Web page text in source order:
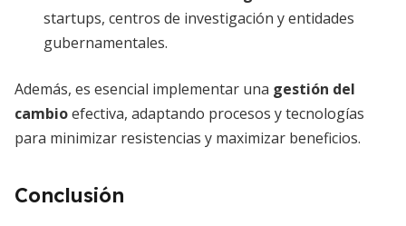
startups, centros de investigación y entidades
gubernamentales.
Además, es esencial implementar una gestión del
cambioefectiva, adaptando procesos y tecnologías
para minimizar resistencias y maximizar beneficios.
Conclusión